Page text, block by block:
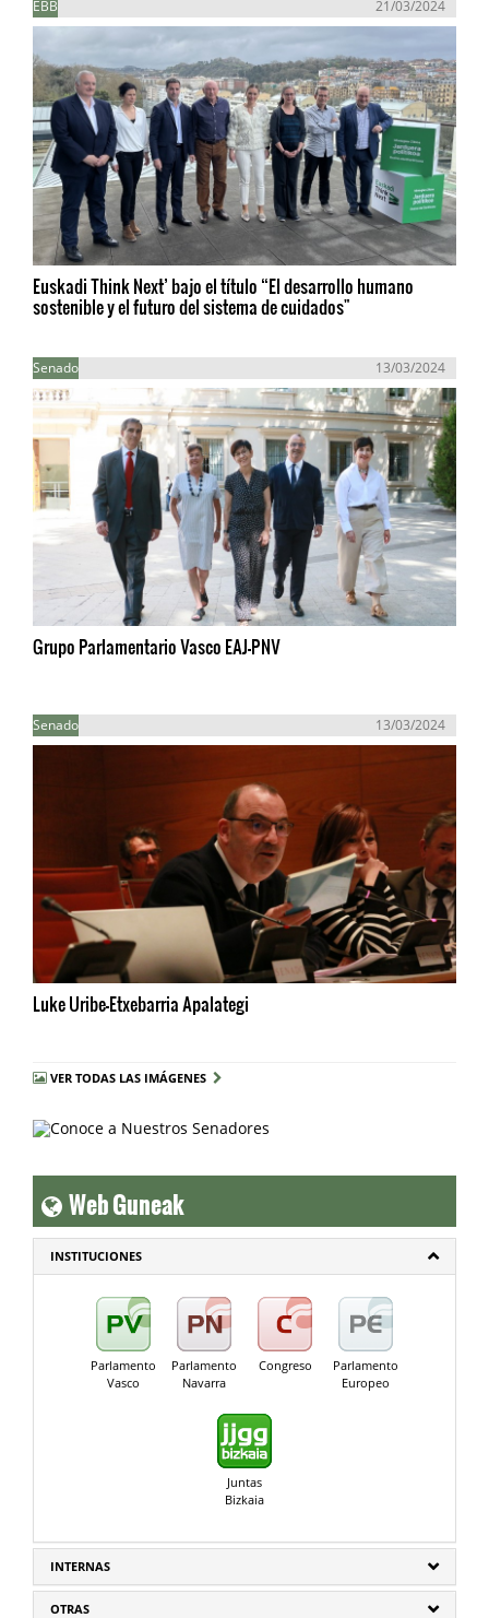
EBB 21/03/2024
Euskadi Think Next’ bajo el título “El desarrollo humano
sostenible y el futuro del sistema de cuidados"
Senado 13/03/2024
Grupo Parlamentario Vasco EAJ-PNV
Senado 13/03/2024
Luke Uribe-Etxebarria Apalategi
VER TODAS LAS IMÁGENES
Web Guneak
INSTITUCIONES
Parlamento
Vasco
Parlamento
Navarra
Congreso
Parlamento
Europeo
Juntas
Bizkaia
INTERNAS
OTRAS